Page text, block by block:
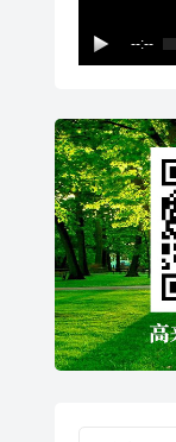
--:--